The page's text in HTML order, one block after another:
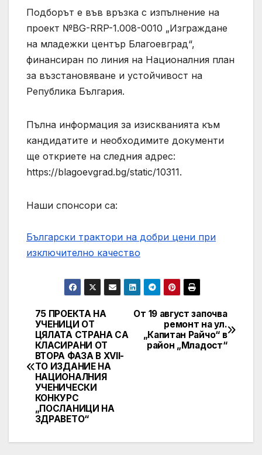
Подборът е във връзка с изпълнение на
проект №BG-RRP-1.008-0010 „Изграждане
на младежки център Благоевград“,
финансиран по линия на Националния план
за възстановяване и устойчивост на
Република България.
Пълна информация за изискванията към
кандидатите и необходимите документи
ще откриете на следния адрес:
https://blagoevgrad.bg/static/10311.
Наши спонсори са:
Български трактори на добри цени при
изключително качество
Навигация
От 19 август започва
ремонт на ул.
„Капитан Райчо“ в
район „Младост“
75 ПРОЕКТА НА
УЧЕНИЦИ ОТ
ЦЯЛАТА СТРАНА СА
КЛАСИРАНИ ОТ
ВТОРА ФАЗА В XVII-
ТО ИЗДАНИЕ НА
НАЦИОНАЛНИЯ
УЧЕНИЧЕСКИ
КОНКУРС
„ПОСЛАНИЦИ НА
ЗДРАВЕТО“